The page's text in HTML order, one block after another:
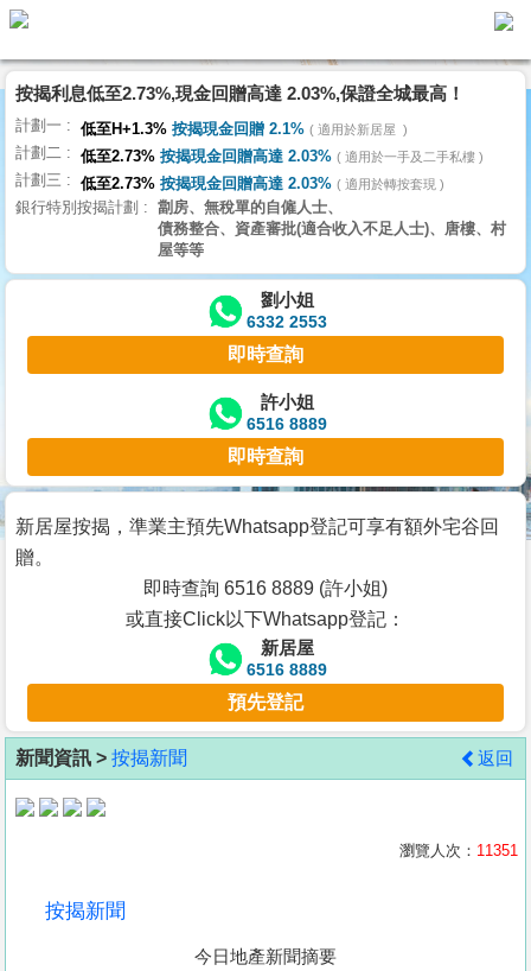
代
理
主
頁
搵
樓/
交
業
主
宅
谷
按
客
地
產
按揭利息低至2.73%,現金回贈高達 2.03%,保證全城最高！
計劃一 低至H+1.3% 按揭現金回贈 2.1% 適用於新居屋
計劃二 低至2.73% 按揭現金回贈高達 2.03% 適用於一手及二手私樓
計劃三 低至2.73% 按揭現金回贈高達 2.03% 適用於轉按套現
銀行特別按揭計劃
劏房、無稅單的自僱人士、
債務整合、資產審批(適合收入不足人士)、唐樓、村
屋等等
劉小姐
6332 2553
即時查詢
許小姐
6516 8889
即時查詢
新居屋按揭，準業主預先Whatsapp登記可享有額外宅谷回
贈。
即時查詢 6516 8889 (許小姐)
或直接Click以下Whatsapp登記：
新居屋
6516 8889
預先登記
新聞資訊 > 按揭新聞 返回
瀏覽人次： 11351
按揭新聞
今日地產新聞摘要